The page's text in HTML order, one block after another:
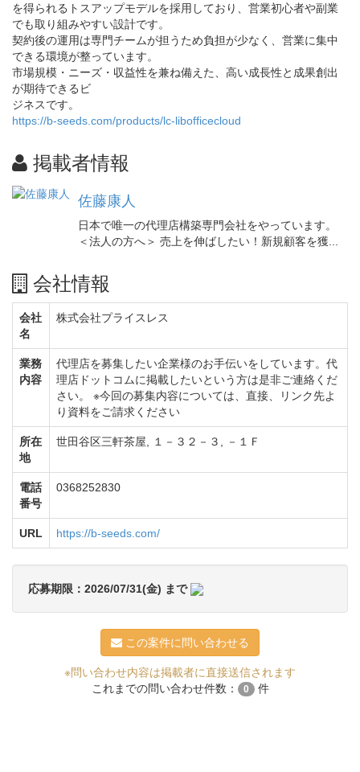
を得られるトスアップモデルを採用しており、営業初心者や副業
でも取り組みやすい設計です。
契約後の運用は専門チームが担うため負担が少なく、営業に集中
できる環境が整っています。
市場規模・ニーズ・収益性を兼ね備えた、高い成長性と成果創出
が期待できるビ
ジネスです。
https://b-seeds.com/products/lc-libofficecloud
掲載者情報
佐藤康人
日本で唯一の代理店構築専門会社をやっています。
＜法人の方へ＞ 売上を伸ばしたい！新規顧客を獲...
会社情報
会社
名
株式会社プライスレス
業務
内容
代理店を募集したい企業様のお手伝いをしています。代
理店ドットコムに掲載したいという方は是非ご連絡くだ
さい。 ※今回の募集内容については、直接、リンク先よ
り資料をご請求ください
所在
地
世田谷区三軒茶屋, １－３２－３, －１Ｆ
電話
番号
0368252830
URL https://b-seeds.com/
応募期限：2026/07/31(金) まで
この案件に問い合わせる
※問い合わせ内容は掲載者に直接送信されます
これまでの問い合わせ件数：
0 件